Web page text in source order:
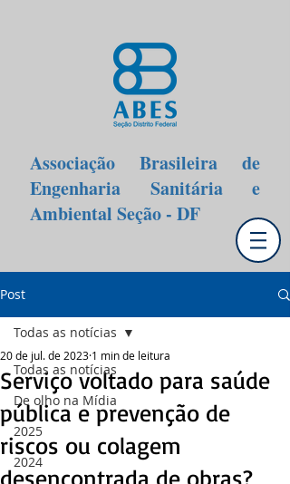
Associação Brasileira de
Engenharia Sanitária e
Ambiental Seção - DF
Post
Todas as notícias
De olho na Mídia
2025
2024
Todas as notícias
Serviço voltado para saúde
pública e prevenção de
riscos ou colagem
desencontrada de obras?
20 de jul. de 2023 1 min de leitura